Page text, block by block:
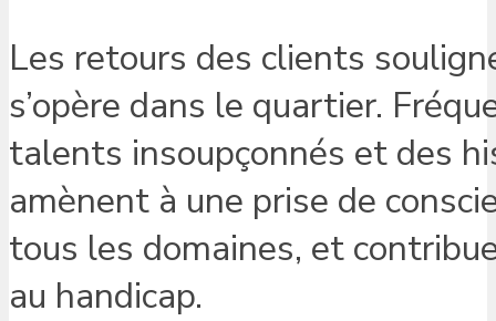
Les retours des clients
s’opère dans le quartier.
talents insoupçonnés et des
amènent à une prise de
tous les domaines, et
au handicap.